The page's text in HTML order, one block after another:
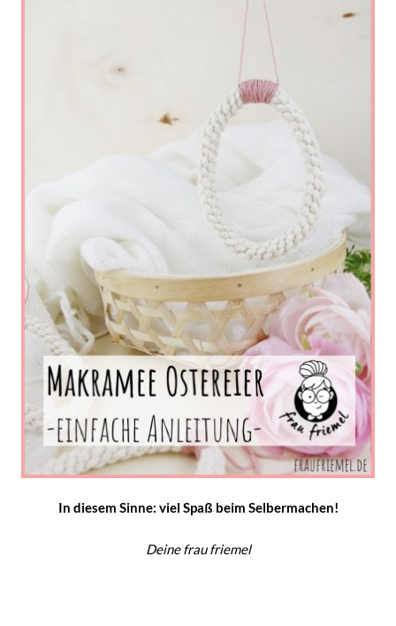
In diesem Sinne: viel Spaß beim Selbermachen!
Deine frau friemel